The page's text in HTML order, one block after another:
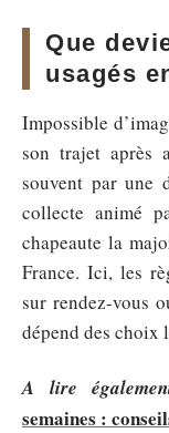
Que
usagés
Impossible
son trajet après
souvent par une
collecte animé
chapeaute la
France. Ici, les
sur rendez-vous
dépend des choix
A lire
semaines :